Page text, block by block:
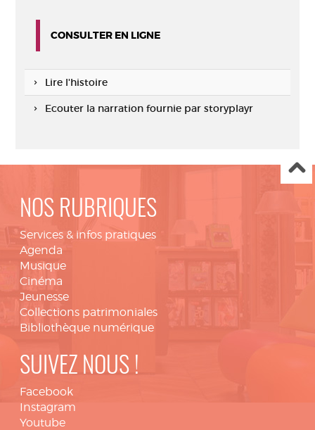
CONSULTER EN LIGNE
Lire l'histoire
Ecouter la narration fournie par storyplayr
NOS RUBRIQUES
Services & infos pratiques
Agenda
Musique
Cinéma
Jeunesse
Collections patrimoniales
Bibliothèque numérique
SUIVEZ NOUS !
Facebook
Instagram
Youtube